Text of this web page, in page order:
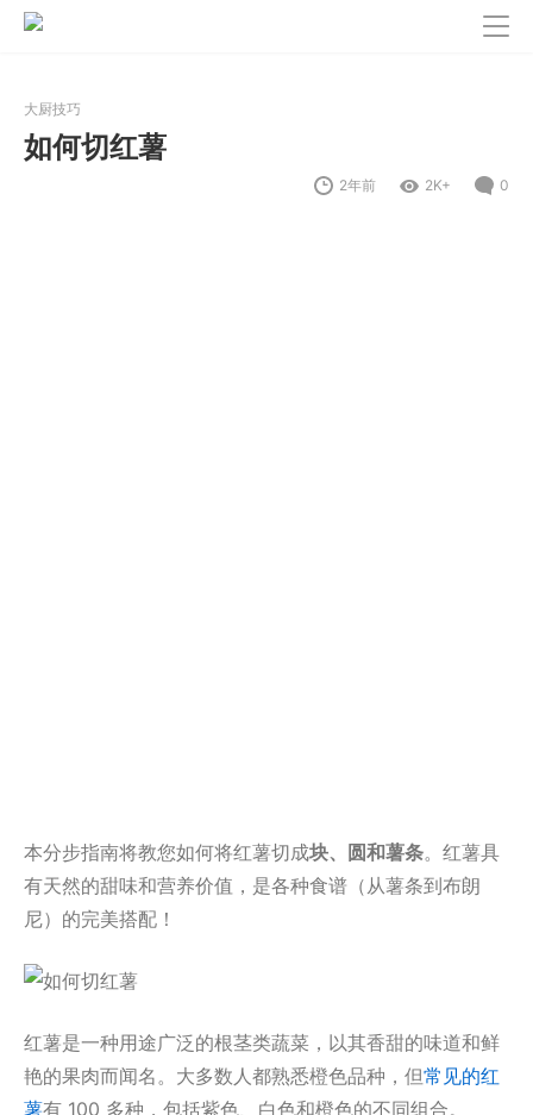
大厨技巧
如何切红薯
2年前 2K+ 0
本分步指南将教您如何将红薯切成块、圆和薯条。红薯具
有天然的甜味和营养价值，是各种食谱（从薯条到布朗
尼）的完美搭配！
红薯是一种用途广泛的根茎类蔬菜，以其香甜的味道和鲜
艳的果肉而闻名。大多数人都熟悉橙色品种，但常见的红
薯有 100 多种，包括紫色、白色和橙色的不同组合。